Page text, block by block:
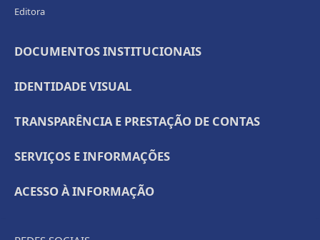
Editora
DOCUMENTOS INSTITUCIONAIS
IDENTIDADE VISUAL
TRANSPARÊNCIA E PRESTAÇÃO DE CONTAS
SERVIÇOS E INFORMAÇÕES
ACESSO À INFORMAÇÃO